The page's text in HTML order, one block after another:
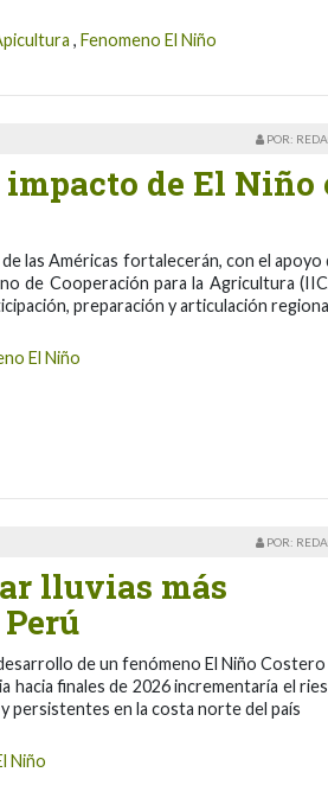
, Fenomeno El Niño
POR:
de El Niño
las Américas fortalecerán, con el apoyo
de Cooperación para la Agricultura
preparación y articulación
El Niño
POR:
lluvias más
de un fenómeno El Niño
hacia finales de 2026 incrementaría el
persistentes en la costa norte del país
Niño